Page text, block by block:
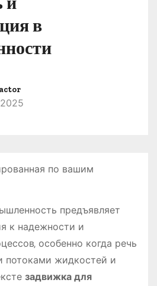
в
по вашим
предъявляет
к надежности и
особенно когда речь
потоками жидкостей и
задвижка для